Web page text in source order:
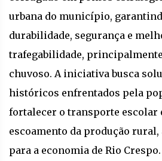
urbana do município,
durabilidade, segurança e
trafegabilidade,
chuvoso. A iniciativa busca
históricos enfrentados pela
fortalecer o transporte escolar
escoamento da produção
para a economia de Rio Crespo.